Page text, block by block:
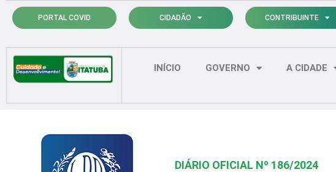
para
conteúdo
PORTAL COVID CIDADÃO CONTRIBUINTE
INÍCIO GOVERNO A CIDADE
DIÁRIO OFICIAL Nº 186/2024